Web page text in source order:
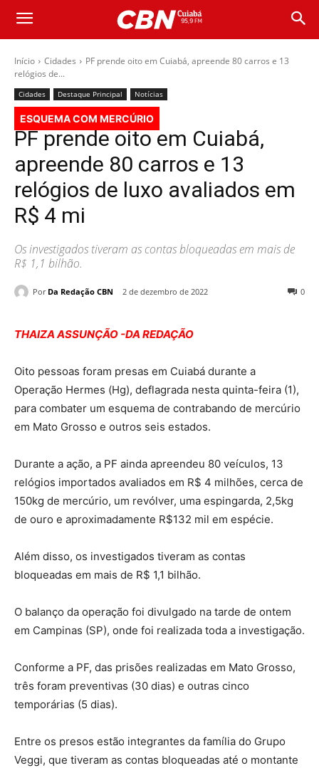
Início Cidades
PF prende oito em Cuiabá, apreende 80 carros e 13
relógios de...
Cidades Destaque Principal Notícias
ESQUEMA COM MERCÚRIO
PF prende oito em Cuiabá,
apreende 80 carros e 13
relógios de luxo avaliados em
R$ 4 mi
Os investigados tiveram as contas bloqueadas em mais de
R$ 1,1 bilhão.
Por Da Redação CBN 2 de dezembro de 2022 0
THAIZA ASSUNÇÃO -DA REDAÇÃO
Oito pessoas foram presas em Cuiabá durante a
Operação Hermes (Hg), deflagrada nesta quinta-feira (1),
para combater um esquema de contrabando de mercúrio
em Mato Grosso e outros seis estados.
Durante a ação, a PF ainda apreendeu 80 veículos, 13
relógios importados avaliados em R$ 4 milhões, cerca de
150kg de mercúrio, um revólver, uma espingarda, 2,5kg
de ouro e aproximadamente R$132 mil em espécie.
Além disso, os investigados tiveram as contas
bloqueadas em mais de R$ 1,1 bilhão.
O balanço da operação foi divulgado na tarde de ontem
em Campinas (SP), onde foi realizada toda a investigação.
Conforme a PF, das prisões realizadas em Mato Grosso,
três foram preventivas (30 dias) e outras cinco
temporárias (5 dias).
Entre os presos estão integrantes da família do Grupo
Veggi, que tiveram as contas bloqueadas até o montante